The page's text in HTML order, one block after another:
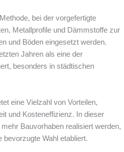
bei der vorgefertigte
Metallprofile und Dämmstoffe zur
und Böden eingesetzt werden.
Jahren als eine der
besonders in städtischen
eine Vielzahl von Vorteilen,
und Kosteneffizienz. In dieser
Bauvorhaben realisiert werden,
bevorzugte Wahl etabliert.